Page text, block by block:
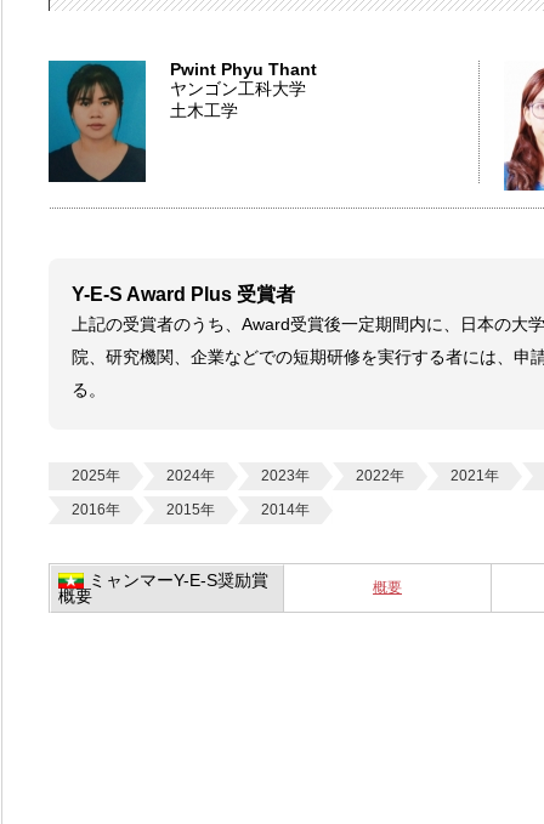
Pwint Phyu Thant
ヤンゴン工科大学
土木工学
Y-E-S Award Plus 受賞者
上記の受賞者のうち、Award受賞後一定期間内に、日本の大
院、研究機関、企業などでの短期研修を実行する者には、申
る。
2025年 2024年 2023年 2022年
2021年
2016年
2015年 2014年
ミャンマーY-E-S奨励賞
概要
概要